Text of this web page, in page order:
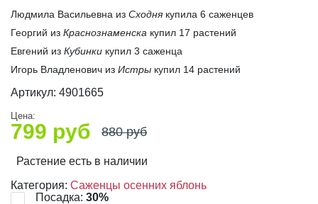
Людмила Васильевна из Сходня купила 6 саженцев
Георгий из Краснознаменска купил 17 растений
Евгений из Кубинки купил 3 саженца
Игорь Владленович из Истры купил 14 растений
Артикул: 4901665
Цена:
799 руб 880руб
Растение есть в наличии
Категория: Саженцы осенних яблонь
Посадка: 30%